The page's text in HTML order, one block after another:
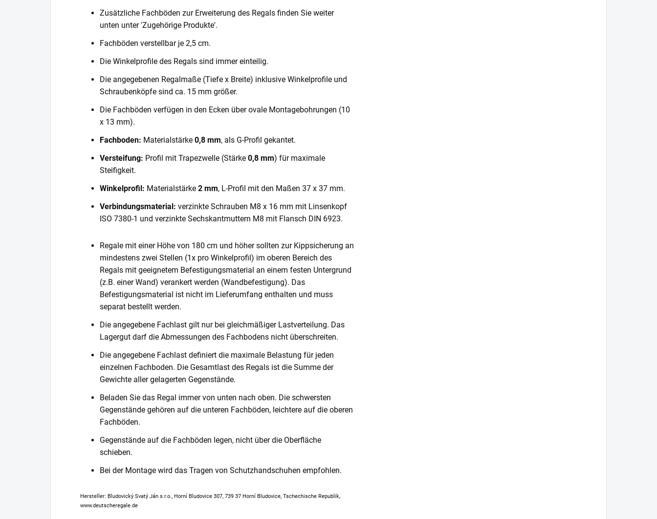
Zusätzliche Fachböden zur Erweiterung des Regals finden Sie weiter
unten unter 'Zugehörige Produkte'.
Fachböden verstellbar je 2,5 cm.
Die Winkelprofile des Regals sind immer einteilig.
Die angegebenen Regalmaße (Tiefe x Breite) inklusive Winkelprofile und
Schraubenköpfe sind ca. 15 mm größer.
Die Fachböden verfügen in den Ecken über ovale Montagebohrungen (10
x 13 mm).
Fachboden: Materialstärke 0,8 mm, als G-Profil gekantet.
Versteifung: Profil mit Trapezwelle (Stärke 0,8 mm) für maximale
Steifigkeit.
Winkelprofil: Materialstärke 2 mm, L-Profil mit den Maßen 37 x 37 mm.
Verbindungsmaterial: verzinkte Schrauben M8 x 16 mm mit Linsenkopf
ISO 7380-1 und verzinkte Sechskantmuttern M8 mit Flansch DIN 6923.
Regale mit einer Höhe von 180 cm und höher sollten zur Kippsicherung an
mindestens zwei Stellen (1x pro Winkelprofil) im oberen Bereich des
Regals mit geeignetem Befestigungsmaterial an einem festen Untergrund
(z.B. einer Wand) verankert werden (Wandbefestigung). Das
Befestigungsmaterial ist nicht im Lieferumfang enthalten und muss
separat bestellt werden.
Die angegebene Fachlast gilt nur bei gleichmäßiger Lastverteilung. Das
Lagergut darf die Abmessungen des Fachbodens nicht überschreiten.
Die angegebene Fachlast definiert die maximale Belastung für jeden
einzelnen Fachboden. Die Gesamtlast des Regals ist die Summe der
Gewichte aller gelagerten Gegenstände.
Beladen Sie das Regal immer von unten nach oben. Die schwersten
Gegenstände gehören auf die unteren Fachböden, leichtere auf die oberen
Fachböden.
Gegenstände auf die Fachböden legen, nicht über die Oberfläche
schieben.
Bei der Montage wird das Tragen von Schutzhandschuhen empfohlen.
Hersteller: Bludovický Svatý Ján s.r.o., Horní Bludovice 307, 739 37 Horní Bludovice, Tschechische Republik,
www.deutscheregale.de